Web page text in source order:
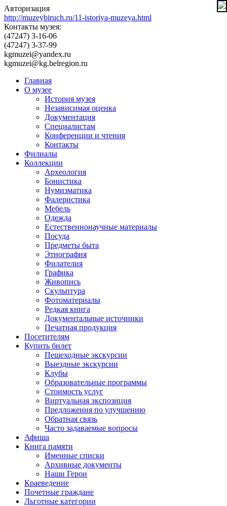
Авторизация
http://muzeybiruch.ru/11-istoriya-muzeya.html
Контакты музея:
(47247) 3-16-06
(47247) 3-37-99
kgmuzei@yandex.ru
kgmuzei@kg.belregion.ru
Главная
О музее
История музея
Независимая оценка
Документация
Специалистам
Конференции и чтения
Контакты
Филиалы
Коллекции
Археология
Бонистика
Нумизматика
Фалеристика
Мебель
Одежда
Естественнонаучные материалы
Посуда
Предметы быта
Этнография
Филателия
Графика
Живопись
Скульптура
Фотоматериалы
Редкая книга
Документальные источники
Печатная продукция
Посетителям
Купить билет
Пешеходные экскурсии
Выездные экскурсии
Клубы
Образовательные программы
Стоимость услуг
Виртуальная экспозиция
Предложения по улучшению
Обратная связь
Часто задаваемые вопросы
Афиша
Книга памяти
Именные списки
Архивные документы
Наши Герои
Краеведение
Почетные граждане
Льготные категории